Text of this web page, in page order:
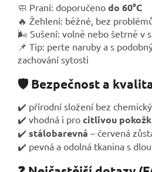
🧼 Praní: doporučeno do 60°C
🔥 Žehlení: běžné, bez
🌬️ Sušení: volně nebo šetrně v
📌 Tip: perte naruby a s
zachování sytosti
🛡️ Bezpečnost a
✔️ přírodní složení bez
✔️ vhodná i pro citlivou
✔️ stálobarevná – červená
✔️ pevná a odolná tkanina s